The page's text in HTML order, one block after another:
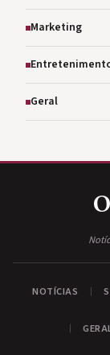
Marketing
Geral
NOTÍCIAS